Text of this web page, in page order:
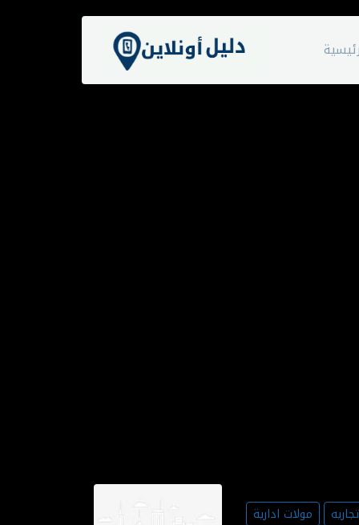
مولات ادارية